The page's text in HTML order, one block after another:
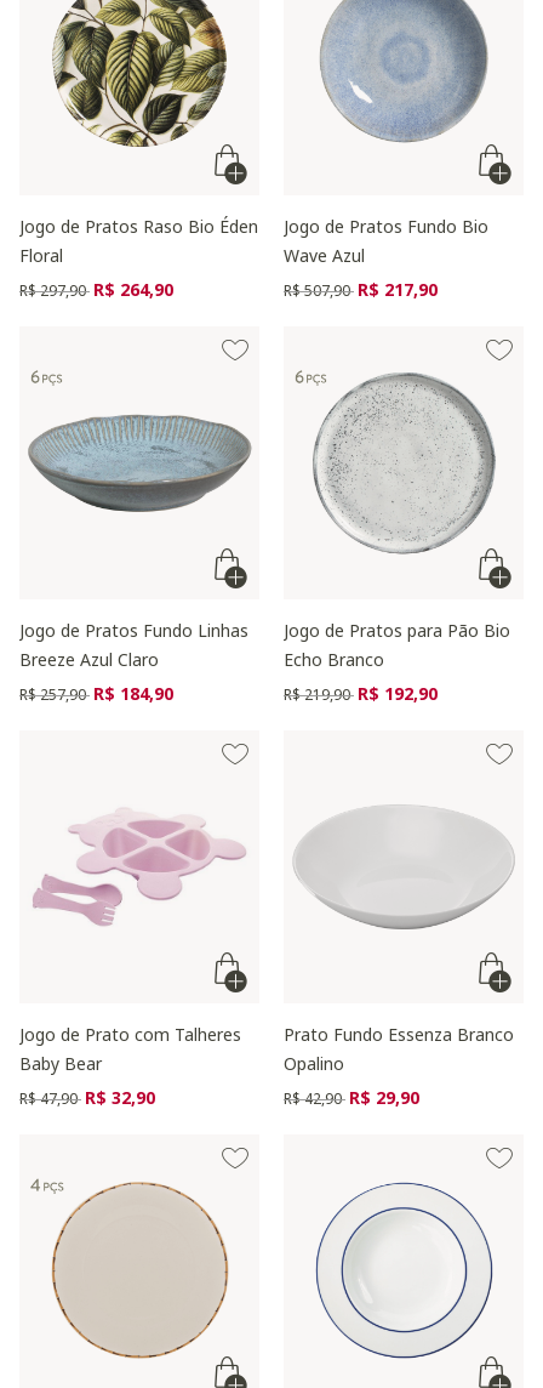
Jogo de Pratos Raso Bio Éden
Floral
Preço reduzido de
R$ 297,90 para
R$ 264,90
Jogo de Pratos Fundo Bio
Wave Azul
Preço reduzido de
R$ 507,90 para
R$ 217,90
Jogo de Pratos Fundo Linhas
Breeze Azul Claro
Preço reduzido de
R$ 257,90 para
R$ 184,90
Jogo de Pratos para Pão Bio
Echo Branco
Preço reduzido de
R$ 219,90 para
R$ 192,90
Jogo de Prato com Talheres
Baby Bear
Preço reduzido de
R$ 47,90 para
R$ 32,90
Prato Fundo Essenza Branco
Opalino
Preço reduzido de
R$ 42,90 para
R$ 29,90